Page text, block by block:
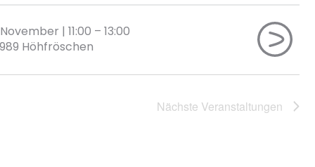
November | 11:00 –13:00
Höhfröschen
Nächste Veranstaltungen